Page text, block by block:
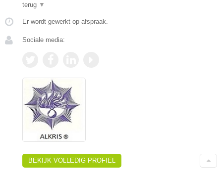
terug ▼
Er wordt gewerkt op afspraak.
Sociale media:
BEKIJK VOLLEDIG PROFIEL